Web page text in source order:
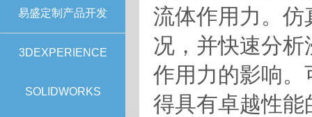
易盛定制产品开发
3DEXPERIENCE
SOLIDWORKS
流体作用力。仿
况，并快速分
作用力的影响
得具有卓越性